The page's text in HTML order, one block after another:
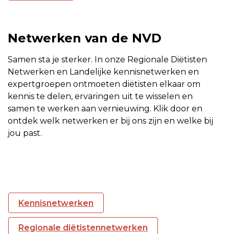
Netwerken van de NVD
Samen sta je sterker. In onze Regionale Diëtisten
Netwerken en Landelijke kennisnetwerken en
expertgroepen ontmoeten diëtisten elkaar om
kennis te delen, ervaringen uit te wisselen en
samen te werken aan vernieuwing. Klik door en
ontdek welk netwerken er bij ons zijn en welke bij
jou past.
Kennisnetwerken
Regionale diëtistennetwerken